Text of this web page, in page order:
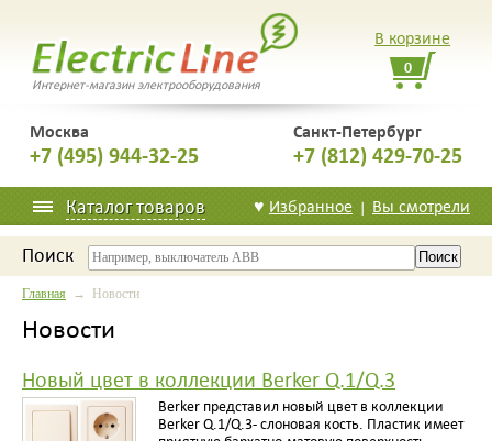
Интернет-магазин электрооборудования
Москва
+7 (495) 944-32-25
Санкт-Петербург
+7 (812) 429-70-25
В корзине
0
Каталог товаров ♥ Избранное | Вы смотрели
Поиск
Главная → Новости
Новости
Новый цвет в коллекции Berker Q.1/Q.3
Berker представил новый цвет в коллекции
Berker Q.1/Q.3- слоновая кость. Пластик имеет